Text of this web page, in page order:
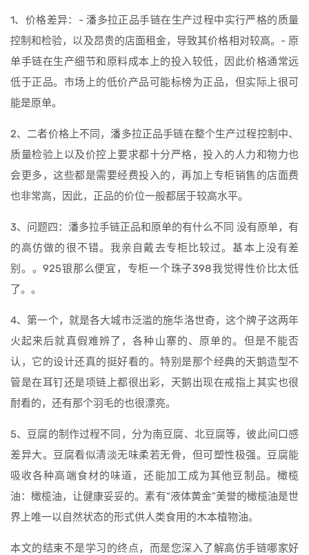
1、价格差异：- 潘多拉正品手链在生产过程中实行严格的质量
控制和检验，以及昂贵的店面租金，导致其价格相对较高。- 原
单手链在生产细节和原料成本上的投入较低，因此价格通常远
低于正品。市场上的低价产品可能标榜为正品，但实际上很可
能是原单。
2、二者价格上不同，潘多拉正品手链在整个生产过程控制中、
质量检验上以及价控上要求都十分严格，投入的人力和物力也
会更多，这些都是需要经费投入的，再加上专柜销售的店面费
也非常高，因此，正品的价位一般都居于较高水平。
3、问题四：潘多拉手链正品和原单的有什么不同 没有原单，有
的高仿做的很不错。我亲自戴去专柜比较过。基本上没有差
别。。925银那么便宜，专柜一个珠子398我觉得性价比太低
了。。
4、第一个，就是各大城市泛滥的施华洛世奇，这个牌子这两年
火起来后就真假难辨了，各种山寨的、原单的。但是不能否
认，它的设计还真的挺好看的。特别是那个经典的天鹅造型不
管是在耳钉还是项链上都很出彩，天鹅出现在戒指上其实也很
耐看的，还有那个羽毛的也很漂亮。
5、豆腐的制作过程不同，分为南豆腐、北豆腐等，彼此间口感
差异大。豆腐看似清淡无味柔若无骨，但可塑性极强。豆腐能
吸收各种高端食材的味道，还能加工成为其他豆制品。橄榄
油：橄榄油，让健康妥妥的。素有“液体黄金”美誉的橄榄油是世
界上唯一以自然状态的形式供人类食用的木本植物油。
本文的结束不是学习的终点，而是您深入了解高仿手链哪家好